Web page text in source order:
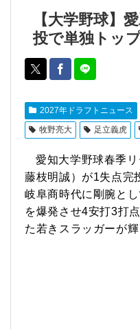
【大学野球】
投で単独トッ
2027年ドラフトニュース
牧野亮大
足立義虎
愛知大学野球春季
藤枝明誠）が1失点完
岐阜商時代に剛腕と
を爆発させ4安打3打
た若きスラッガーが輝